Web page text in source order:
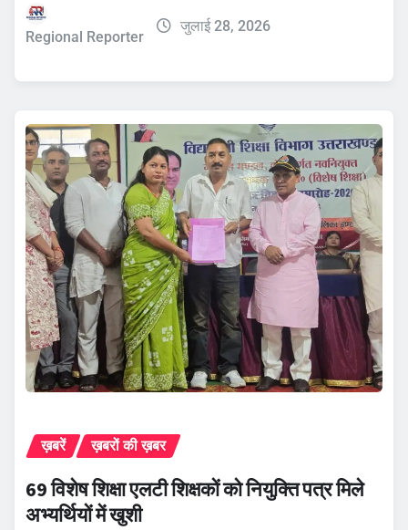
Regional Reporter
जुलाई 28, 2026
ख़बरें ख़बरों की ख़बर
69 विशेष शिक्षा एलटी शिक्षकों को नियुक्ति पत्र मिले
अभ्यर्थियों में खुशी